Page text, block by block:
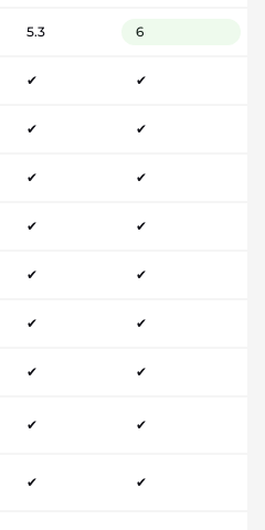
5.3 6
✔ ✔
✔ ✔
✔ ✔
✔ ✔
✔ ✔
✔ ✔
✔ ✔
✔ ✔
✔ ✔